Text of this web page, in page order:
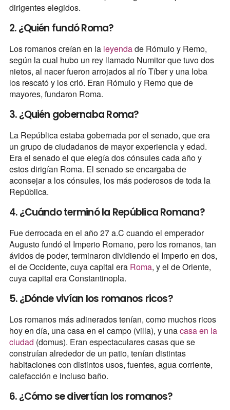
dirigentes elegidos.
2. ¿Quién fundó Roma?
Los romanos creían en la leyendade Rómulo y Remo,
según la cual hubo un rey llamado Numitor que tuvo dos
nietos, al nacer fueron arrojados al río Tíber y una loba
los rescató y los crió. Eran Rómulo y Remo que de
mayores, fundaron Roma.
3. ¿Quién gobernaba Roma?
La República estaba gobernada por el senado, que era
un grupo de ciudadanos de mayor experiencia y edad.
Era el senado el que elegía dos cónsules cada año y
estos dirigían Roma. El senado se encargaba de
aconsejar a los cónsules, los más poderosos de toda la
República.
4. ¿Cuándo terminó la República Romana?
Fue derrocada en el año 27 a.C cuando el emperador
Augusto fundó el Imperio Romano, pero los romanos, tan
ávidos de poder, terminaron dividiendo el Imperio en dos,
el de Occidente, cuya capital era Roma, y el de Oriente,
cuya capital era Constantinopla.
5. ¿Dónde vivían los romanos ricos?
Los romanos más adinerados tenían, como muchos ricos
hoy en día, una casa en el campo (villa), y unacasa en la
ciudad (domus). Eran espectaculares casas que se
construían alrededor de un patio, tenían distintas
habitaciones con distintos usos, fuentes, agua corriente,
calefacción e incluso baño.
6. ¿Cómo se divertían los romanos?